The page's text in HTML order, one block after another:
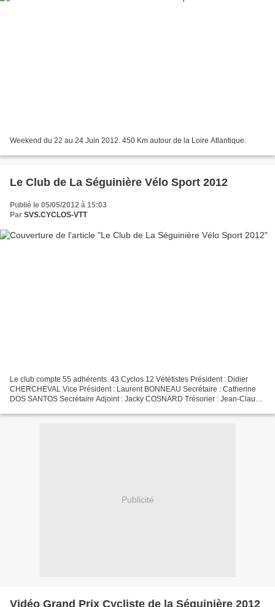
Weekend du 22 au 24 Juin 2012. 450 Km autour de la Loire Atlantique.
Le Club de La Séguinière Vélo Sport 2012
Publié le 05/05/2012 à 15:03
Par SVS.CYCLOS-VTT
Le club compte 55 adhérents. 43 Cyclos 12 Vététistes Président : Didier
CHERCHEVAL Vice Président : Laurent BONNEAU Secrétaire : Catherine
DOS SANTOS Secrétaire Adjoint : Jacky COSNARD Trésorier : Jean-Claude
Publicité
Vidéo Grand Prix Cycliste de la Séguinière 2012